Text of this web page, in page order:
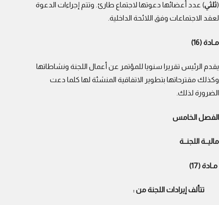
(ثلثي) عدد أعضائها دعوتها لاجتماع طارئ. وتتم إجراءات الدعوة
لعقد الاجتماعات وفق اللائحة الداخلية.
مـادة (16)
يقدم الرئيس تقريرا سنويا للمؤتمر عن أعمال اللجنة ونشاطاتها
وكذلك مقترحاتها بتطوير الاتفاقية المنشئة لها كلما دعت
الضرورة لذلك.
الفصل الخامس
ماليــة اللجنــة
مـادة (17)
تتألف إيرادات اللجنة من :